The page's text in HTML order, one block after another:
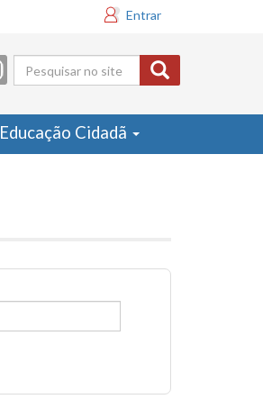
Entrar
Formulário
de busca
Educação Cidadã